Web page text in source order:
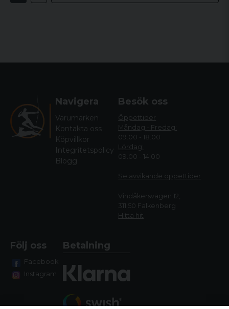
Navigera
Varumärken
Kontakta oss
Köpvillkor
Integritetspolicy
Blogg
Besök oss
Öppettider
Måndag - Fredag:
09.00 - 18.00
Lördag:
09.00 - 14.00
Se avvikande öppettider
Vindåkersvägen 12,
311 50 Falkenberg
Hitta hit
Följ oss
Facebook
Instagram
Betalning